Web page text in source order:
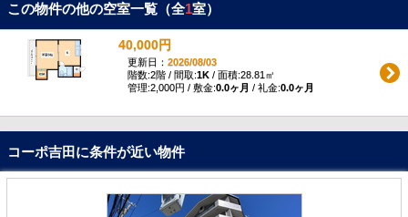
この物件の他の空室一覧（全1室）
40,000円
更新日： 2026/08/03
階数:2階 / 間取:1K/ 面積:28.81㎡
管理:2,000円 / 敷金:0.0ヶ月 / 礼金:0.0ヶ月
コーポ吉田に条件が近い物件